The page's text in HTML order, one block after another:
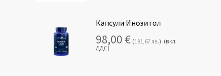
Капсули Инозитол
98,00 € (191,67 лв.) (вкл.
ДДС)